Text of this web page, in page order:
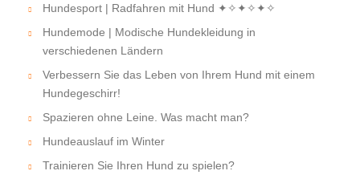
Hundesport | Radfahren mit Hund ✦✧✦✧✦✧
Hundemode | Modische Hundekleidung in
verschiedenen Ländern
Verbessern Sie das Leben von Ihrem Hund mit einem
Hundegeschirr!
Spazieren ohne Leine. Was macht man?
Hundeauslauf im Winter
Trainieren Sie Ihren Hund zu spielen?